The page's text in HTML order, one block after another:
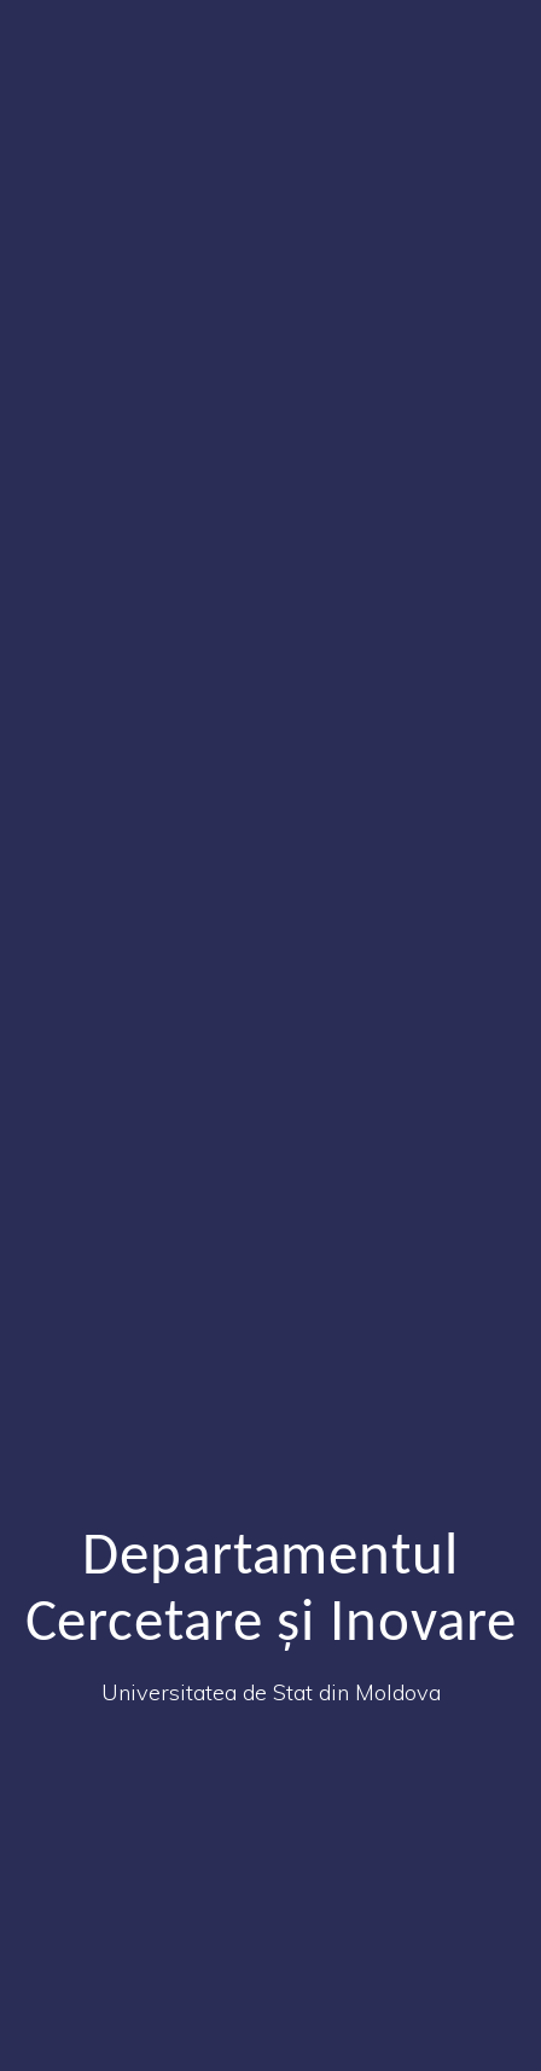
Departamentul
Cercetare și Inovare
Universitatea de Stat din Moldova